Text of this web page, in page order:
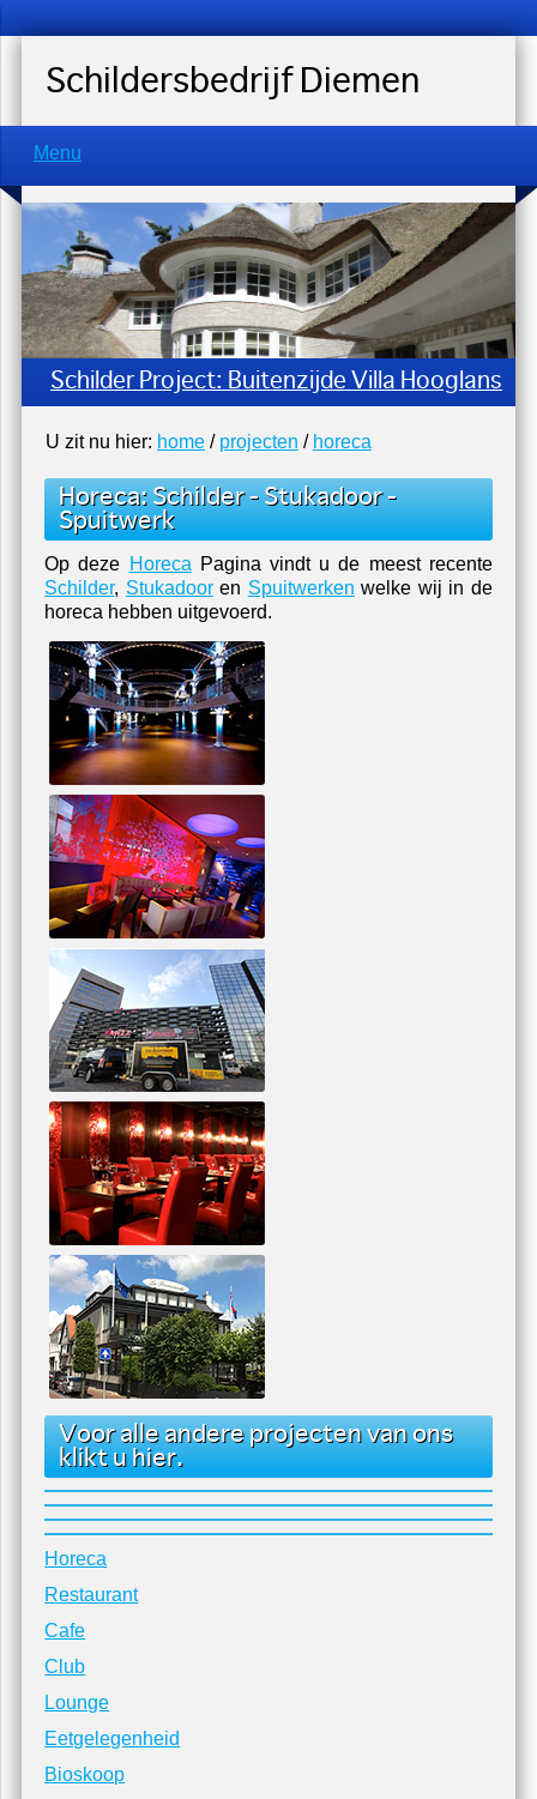
Schildersbedrijf Diemen
Menu
Schilder Project: Buitenzijde Villa Hooglans
U zit nu hier: home/ projecten / horeca
Horeca:Schilder-Stukadoor-
Spuitwerk
Op deze Horeca Pagina vindt u de meest recente
Schilder, Stukadooren Spuitwerken welke wij in de
horeca hebben uitgevoerd.
Voor alle andere projecten van ons
klikt u hier.
Horeca
Restaurant
Cafe
Club
Lounge
Eetgelegenheid
Bioskoop